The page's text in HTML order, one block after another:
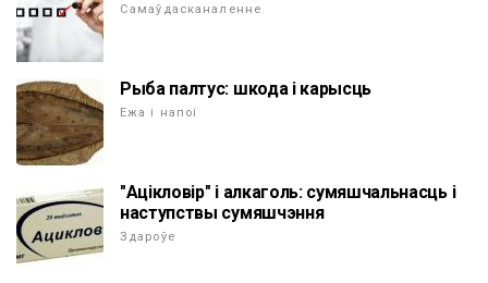
Самаўдасканаленне
Рыба палтус: шкода і карысць
Ежа і напоі
"Ацікловір" і алкаголь: сумяшчальнасць і
наступствы сумяшчэння
Здароўе